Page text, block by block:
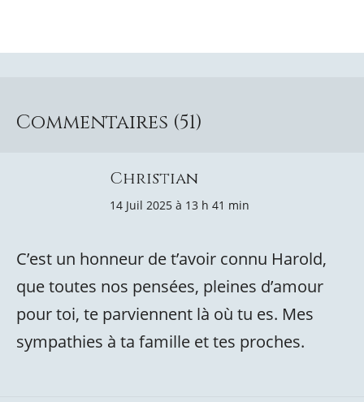
Commentaires (51)
Christian
14 Juil 2025 à 13 h 41 min
C’est un honneur de t’avoir connu Harold,
que toutes nos pensées, pleines d’amour
pour toi, te parviennent là où tu es. Mes
sympathies à ta famille et tes proches.